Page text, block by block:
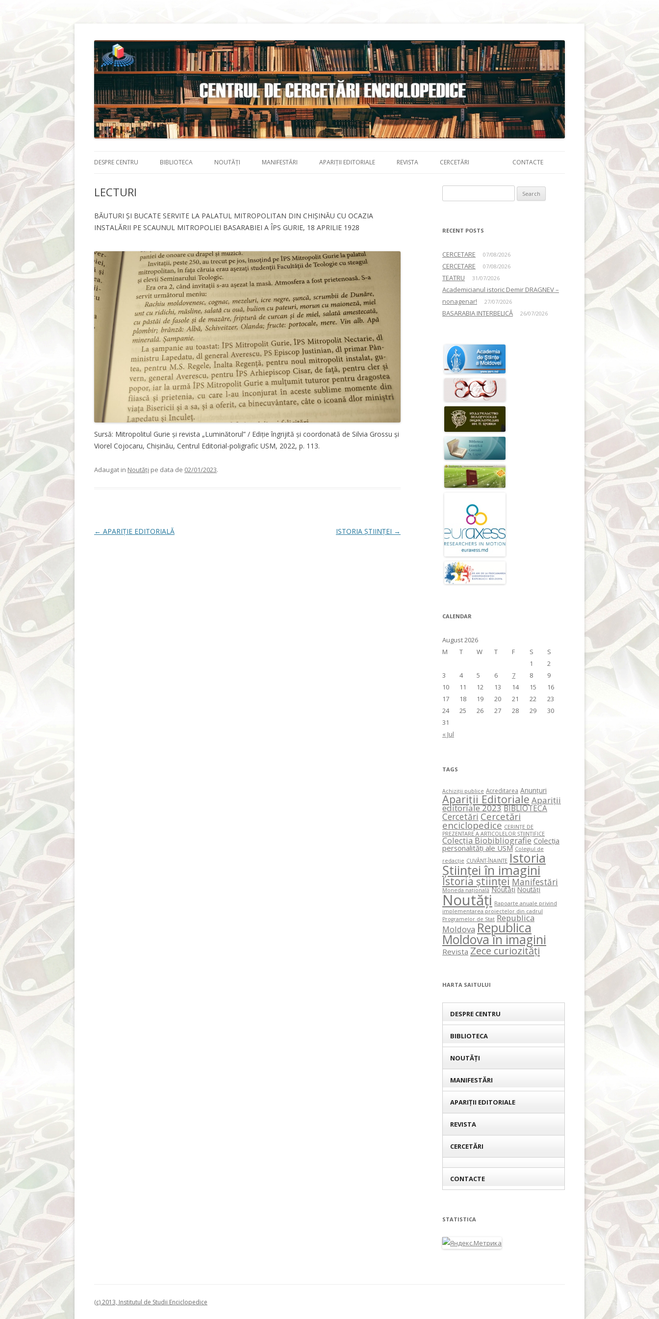
DESPRE CENTRU BIBLIOTECA NOUTĂȚI MANIFESTĂRI APARIȚII EDITORIALE REVISTA CERCETĂRI CONTACTE
LECTURI
BĂUTURI ȘI BUCATE SERVITE LA PALATUL MITROPOLITAN DIN CHIȘINĂU CU OCAZIA
INSTALĂRII PE SCAUNUL MITROPOLIEI BASARABIEI A ÎPS GURIE, 18 APRILIE 1928
Sursă: Mitropolitul Gurie și revista „Luminătorul” / Ediție îngrijită și coordonată de Silvia Grossu și
Viorel Cojocaru, Chișinău, Centrul Editorial-poligrafic USM, 2022, p. 113.
Adaugat in Noutăți pe data de 02/01/2023.
Post navigation
← APARIȚIE EDITORIALĂ ISTORIA ȘTIINȚEI →
RECENT POSTS
CERCETARE 07/08/2026
CERCETARE 07/08/2026
TEATRU 31/07/2026
Academicianul istoric Demir DRAGNEV –
nonagenar!
27/07/2026
BASARABIA INTERBELICĂ 26/07/2026
CALENDAR
August 2026
M
T W T F S S
« Jul
1
2
3
4 5 6 7 8
9
10
11 12 13 14 15
16
17
18 19 20 21 22
23
24
25 26 27 28 29
30
31
TAGS
Achiziții publice Acreditarea Anunțuri
Apariții Editoriale Apariții
editoriale 2023BIBLIOTECA
Cercetări Cercetări
enciclopedice CERINŢE DE
PREZENTARE A ARTICOLELOR ŞTIINŢIFICE
Colecția Biobibliografie Colecția
personalități ale USM Colegiul de
redacție CUVÂNT-ÎNAINTE Istoria
Științei în imagini
Istoria științei Manifestări
Moneda națională Noutăți Noutăți
Noutăți Rapoarte anuale privind
implementarea proiectelor din cadrul
Programelor de Stat Republica
Moldova Republica
Moldova în imagini
Revista Zece curiozități
HARTA SAITULUI
DESPRE CENTRU
BIBLIOTECA
NOUTĂȚI
MANIFESTĂRI
APARIȚII EDITORIALE
REVISTA
CERCETĂRI
CONTACTE
STATISTICA
(c) 2013, Institutul de Studii Enciclopedice